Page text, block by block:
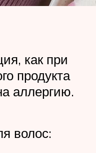
как при
продукта
аллергию.
волос: